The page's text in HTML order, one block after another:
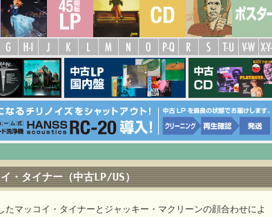
・タイナー（中古LP/US）
マッコイ・タイナーとジャッキー・マクリーンの顔合わせによ